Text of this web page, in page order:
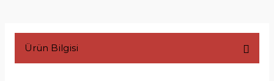
Ürün Bilgisi